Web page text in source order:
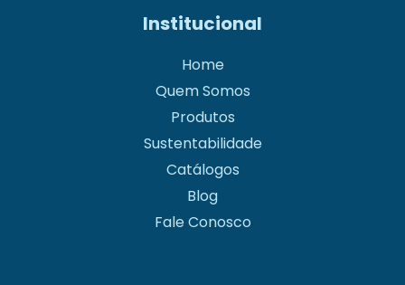
Institucional
Home
Quem Somos
Produtos
Sustentabilidade
Catálogos
Blog
Fale Conosco